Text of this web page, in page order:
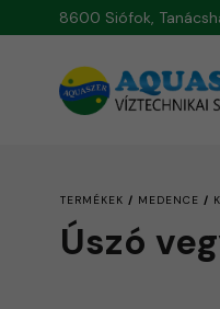
8600 Siófok,
TERMÉKEK / MEDENCE /
Úszó